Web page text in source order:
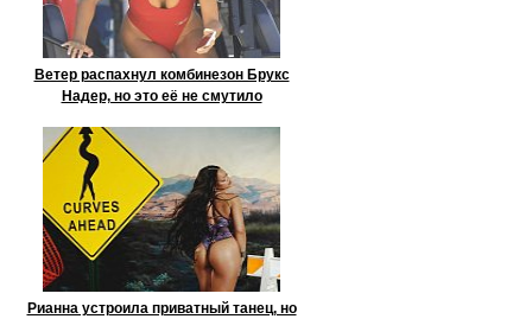
Ветер распахнул комбинезон Брукс
Надер, но это её не смутило
Рианна устроила приватный танец, но